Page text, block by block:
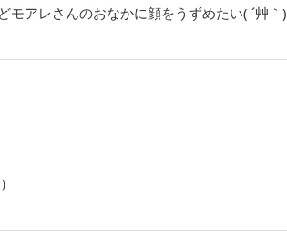
アレさんのおなかに顔をうずめたい( ´艸｀)